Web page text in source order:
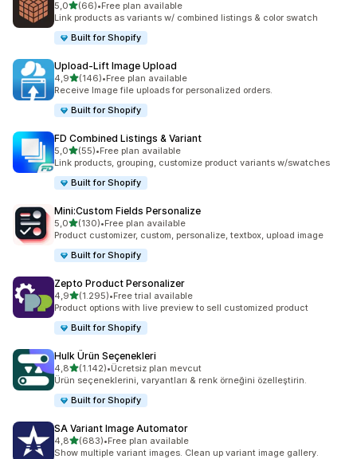
5,05 yıldız üzerinden
(66)
toplam 66 değerlendirme
•Free plan available
Link products as variants w/ combined listings & color swatch
Built for Shopify
Upload‑Lift Image Upload
4,95 yıldız üzerinden
(146)
toplam 146 değerlendirme
•Free plan available
Receive Image file uploads for personalized orders.
Built for Shopify
FD Combined Listings & Variant
5,05 yıldız üzerinden
(55)
toplam 55 değerlendirme
•Free plan available
Link products, grouping, customize product variants w/swatches
Built for Shopify
Mini:Custom Fields Personalize
5,05 yıldız üzerinden
(130)
toplam 130 değerlendirme
•Free plan available
Product customizer, custom, personalize, textbox, upload image
Built for Shopify
Zepto Product Personalizer
4,95 yıldız üzerinden
(1.295)
toplam 1295 değerlendirme
•Free trial available
Product options with live preview to sell customized product
Built for Shopify
Hulk Ürün Seçenekleri
4,85 yıldız üzerinden
(1.142)
toplam 1142 değerlendirme
•Ücretsiz plan mevcut
Ürün seçeneklerini, varyantları & renk örneğini özelleştirin.
Built for Shopify
SA Variant Image Automator
4,85 yıldız üzerinden
(683)
toplam 683 değerlendirme
•Free plan available
Show multiple variant images. Clean up variant image gallery.